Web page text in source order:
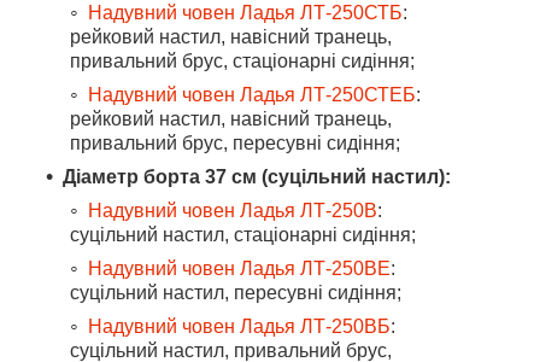
Надувний човен Ладья ЛТ-250СТБ:
рейковий настил, навісний транець,
привальний брус, стаціонарні сидіння;
Надувний човен Ладья ЛТ-250СТЕБ:
рейковий настил, навісний транець,
привальний брус, пересувні сидіння;
Діаметр борта 37 см (суцільний настил):
Надувний човен Ладья ЛТ-250В:
суцільний настил, стаціонарні сидіння;
Надувний човен Ладья ЛТ-250ВЕ:
суцільний настил, пересувні сидіння;
Надувний човен Ладья ЛТ-250ВБ:
суцільний настил, привальний брус,